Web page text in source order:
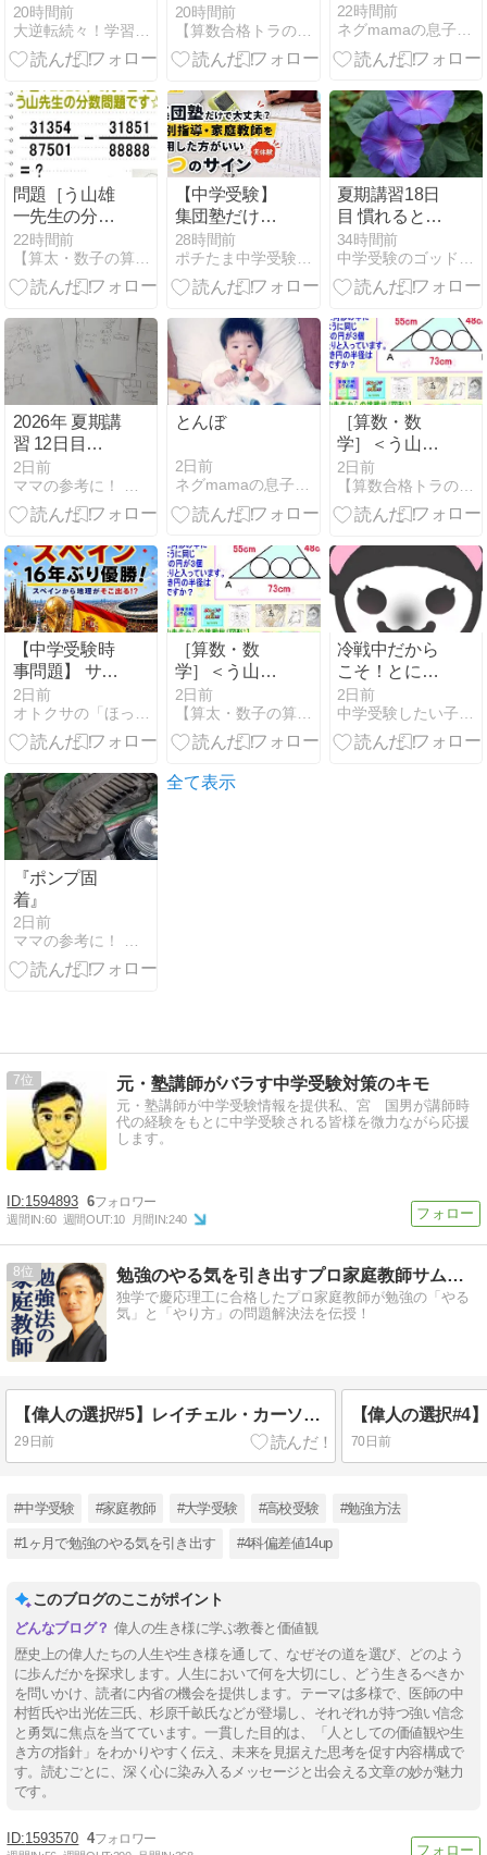
きゃ！」と焦
っていません
か？
20時間前
数］【分数１
１３６問目】
算数・数学天
２６年８月７
日］
20時間前
【算数合格トラの巻】アメブロ
22時間前
問題［う山雄
一先生の分
数］【分数１
１３６問目】
算数・数学天
２６年８月７
日］
22時間前
【中学受験】
集団塾だけで
大丈夫？個別
指導・家庭教
師を併用した
のサイン【実
体験】
28時間前
夏期講習18日
目 慣れると人
は雑になる
34時間前
2026年 夏期講
習 12日目
『どんな指導
をされている
の？』
2日前
とんぼ
2日前
ネグmamaの息子は京大へ
［算数・数
学］＜う山先
生からの挑戦
状＞［２０２
６年図形問
８］【う山先
生】
2日前
【算数合格トラの巻】アメブロ
【中学受験時
事問題】 サッ
カーワールド
カップから出
題？？
2日前
［算数・数
学］＜う山先
生からの挑戦
状＞［２０２
６年図形問
８］【う山先
2日前
冷戦中だから
こそ！とにか
く追い出
せ！！塾に出
せ！！！
2日前
『ポンプ固
着』
2日前
ママの参考に！ 中学入試・高校入試 のプロ家庭教師＠千葉周…
全て表示
7 元・塾講師がバラす中学受験対策のキモ
元・塾講師が中学受験情報を提供私、宮 国男が講師時
代の経験をもとに中学受験される皆様を微力ながら応援
します。
1594893 6
週間IN:60 週間OUT:10 月間IN:240
8 勉強のやる気を引き出すプロ家庭教師サムライ先生
独学で慶応理工に合格したプロ家庭教師が勉強の「やる
気」と「やり方」の問題解決法を伝授！
【偉人の選択#5】レイチェル・カーソン『沈黙の春』―世界を動かした一冊
29日前 70日前
#中学受験 #家庭教師 #大学受験 #高校受験 #勉強方法
#1ヶ月で勉強のやる気を引き出す #4科偏差値14up
このブログのここがポイント
偉人の生き様に学ぶ教養と価値観
歴史上の偉人たちの人生や生き様を通して、なぜその道を選び、どのよう
に歩んだかを探求します。人生において何を大切にし、どう生きるべきか
を問いかけ、読者に内省の機会を提供します。テーマは多様で、医師の中
村哲氏や出光佐三氏、杉原千畝氏などが登場し、それぞれが持つ強い信念
と勇気に焦点を当てています。一貫した目的は、「人としての価値観や生
き方の指針」をわかりやすく伝え、未来を見据えた思考を促す内容構成で
す。読むごとに、深く心に染み入るメッセージと出会える文章の妙が魅力
です。
1593570 4